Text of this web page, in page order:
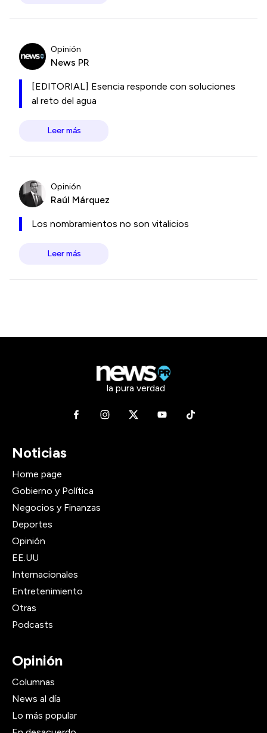
Opinión
News PR
[EDITORIAL] Esencia responde con soluciones
al reto del agua
Leer más
Opinión
Raúl Márquez
Los nombramientos no son vitalicios
Leer más
la pura verdad
Noticias
Home page
Gobierno y Política
Negocios y Finanzas
Deportes
Opinión
EE.UU
Internacionales
Entretenimiento
Otras
Podcasts
Opinión
Columnas
News al día
Lo más popular